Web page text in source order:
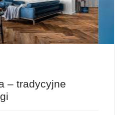
– tradycyjne